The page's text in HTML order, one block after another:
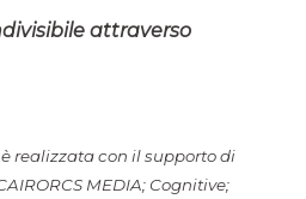
attraverso
realizzata con il supporto di
MEDIA; Cognitive;